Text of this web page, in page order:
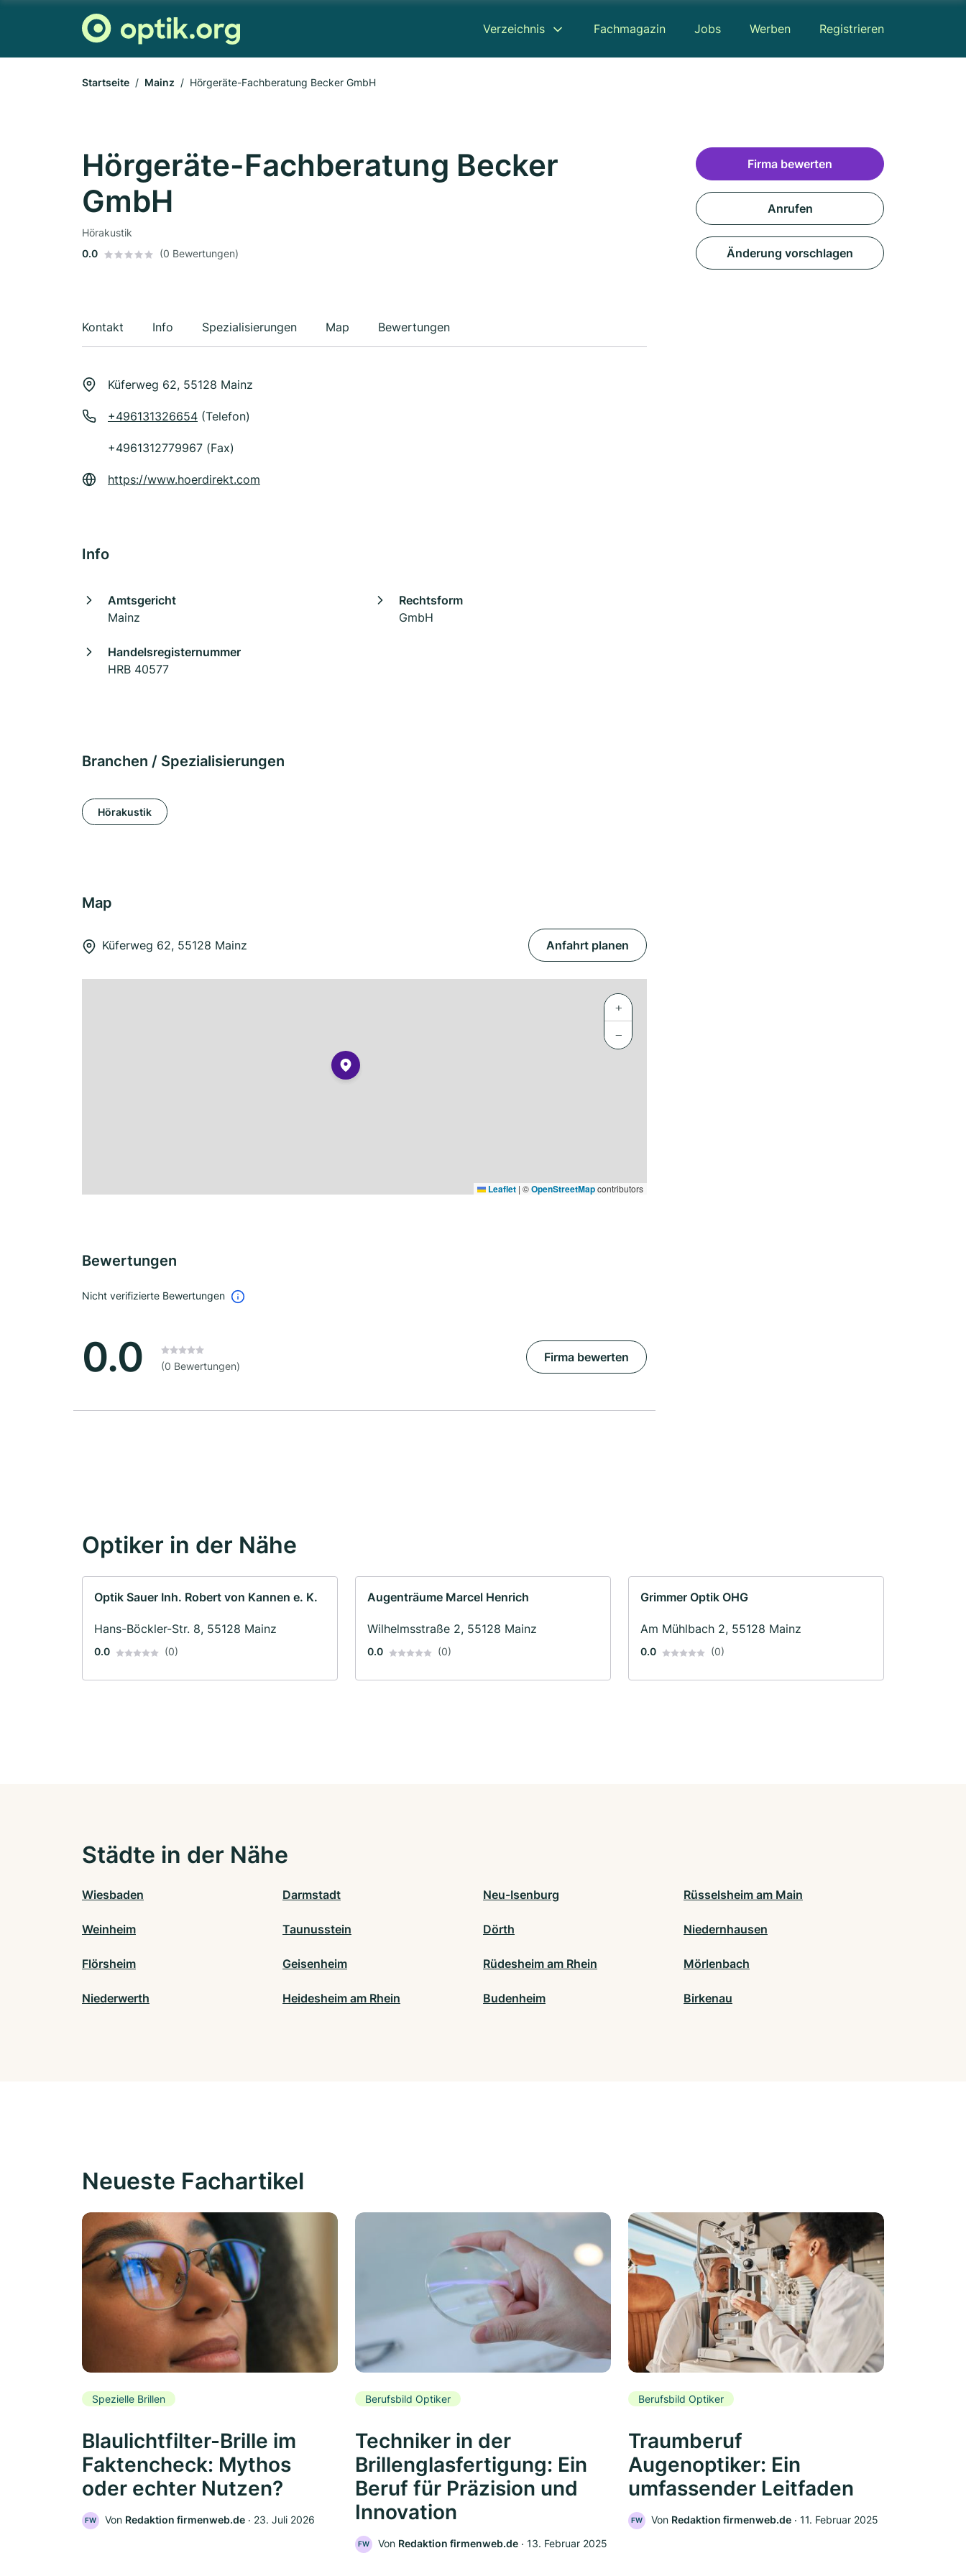
Verzeichnis Fachmagazin Jobs Werben Registrieren
Startseite Mainz Hörgeräte-Fachberatung Becker GmbH
Hörgeräte-Fachberatung Becker
GmbH
Hörakustik
0.0
(0 Bewertungen)
Kontakt Info Spezialisierungen Map Bewertungen
Küferweg 62, 55128 Mainz
+496131326654 (Telefon)
+4961312779967 (Fax)
https://www.hoerdirekt.com
Info
Amtsgericht
Mainz
Rechtsform
GmbH
Handelsregisternummer
HRB 40577
Branchen / Spezialisierungen
Hörakustik
Map
Küferweg 62, 55128 Mainz Anfahrt planen
+
−
Leaflet | ©OpenStreetMapcontributors
Bewertungen
Nicht verifizierte Bewertungen
0.0 (0 Bewertungen)
Firma bewerten
Firma bewerten
Anrufen
Änderung vorschlagen
Optiker in der Nähe
Optik Sauer Inh. Robert von Kannen e. K.
Hans-Böckler-Str. 8, 55128 Mainz
0.0 (0)
Augenträume Marcel Henrich
Wilhelmsstraße 2, 55128 Mainz
0.0 (0)
Grimmer Optik OHG
Am Mühlbach 2, 55128 Mainz
0.0 (0)
Städte in der Nähe
Wiesbaden Darmstadt Neu-Isenburg Rüsselsheim am Main
Weinheim Taunusstein Dörth Niedernhausen
Flörsheim Geisenheim Rüdesheim am Rhein Mörlenbach
Niederwerth Heidesheim am Rhein Budenheim Birkenau
Neueste Fachartikel
Spezielle Brillen
Blaulichtfilter-Brille im
Faktencheck: Mythos
oder echter Nutzen?
FW Von Redaktion firmenweb.de ‧ 23. Juli 2026
Berufsbild Optiker
Techniker in der
Brillenglasfertigung: Ein
Beruf für Präzision und
Innovation
FW Von Redaktion firmenweb.de ‧ 13. Februar 2025
Berufsbild Optiker
Traumberuf
Augenoptiker: Ein
umfassender Leitfaden
FW Von Redaktion firmenweb.de ‧ 11. Februar 2025